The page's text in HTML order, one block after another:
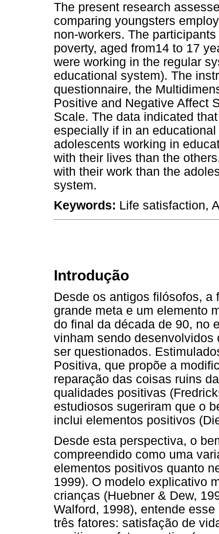
The present research
comparing youngsters
non-workers. The
poverty, aged from14 to 17
were working in the regular
educational system). The
questionnaire, the
Positive and Negative Affect
Scale. The data indicated
especially if in an
adolescents working in
with their lives than the
with their work than the
system.
Keywords: Life satisfaction,
Introdução
Desde os antigos filósofos,
grande meta e um elemento
do final da década de 90, no
vinham sendo
ser questionados.
Positiva, que propõe a
reparação das coisas ruins
qualidades positivas
estudiosos sugeriram que o
inclui elementos positivos
Desde esta perspectiva, o
compreendido como uma
elementos positivos quanto
1999). O modelo explicativo
crianças (Huebner & Dew,
Walford, 1998), entende
três fatores: satisfação de